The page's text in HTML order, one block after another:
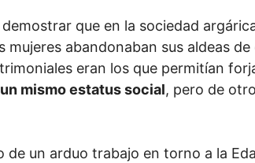
que en la sociedad
mujeres abandonaban sus aldeas
eran los que permitían
mismo estatus social, pero de
de un arduo trabajo en torno a la